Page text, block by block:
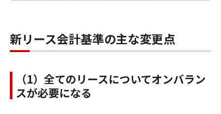
新リース会計基準の主な変更点
（1）全てのリースについてオンバラン
スが必要になる